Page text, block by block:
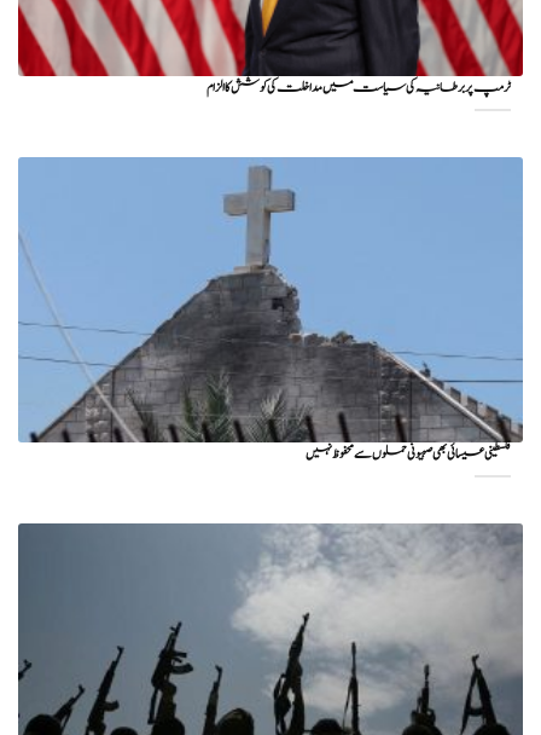
ٹرمپ پر برطانیہ کی سیاست میں مداخلت کی کوشش کا الزام
فلسطینی عیسائی بھی صہیونی حملوں سے محفوظ نہیں